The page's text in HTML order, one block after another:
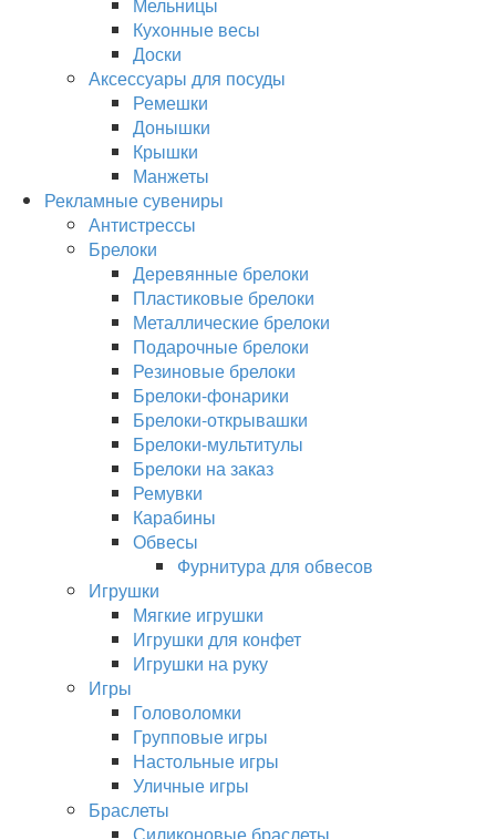
Кухонные весы
Доски
Аксессуары для посуды
Ремешки
Донышки
Крышки
Манжеты
Рекламные сувениры
Антистрессы
Брелоки
Деревянные брелоки
Пластиковые брелоки
Металлические брелоки
Подарочные брелоки
Резиновые брелоки
Брелоки-фонарики
Брелоки-открывашки
Брелоки-мультитулы
Брелоки на заказ
Ремувки
Карабины
Обвесы
Фурнитура для обвесов
Игрушки
Мягкие игрушки
Игрушки для конфет
Игрушки на руку
Игры
Головоломки
Групповые игры
Настольные игры
Уличные игры
Браслеты